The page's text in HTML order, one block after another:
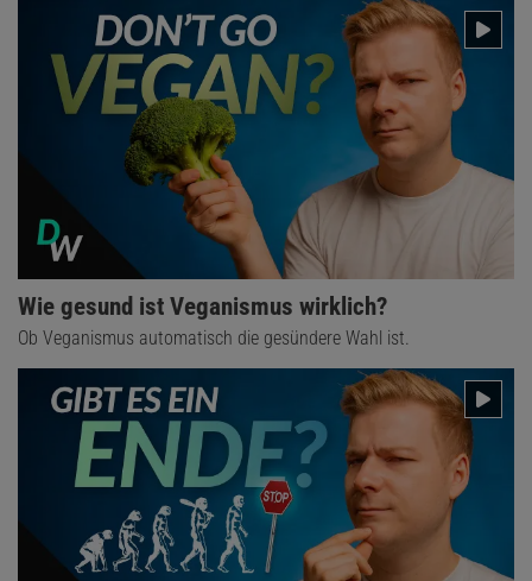
Wie gesund ist Veganismus wirklich?
Ob Veganismus automatisch die gesündere Wahl ist.